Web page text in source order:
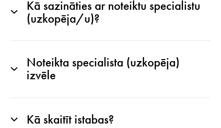
Kā sazināties ar noteiktu specialistu
(uzkopēja/u)?
Noteikta specialista (uzkopēja)
izvēle
Kā skaitīt istabas?